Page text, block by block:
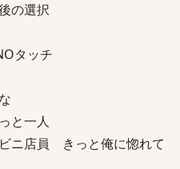
の選択
タッチ
と一人
ニ店員 きっと俺に惚れて